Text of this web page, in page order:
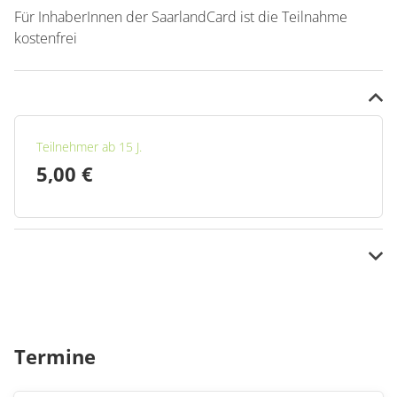
Informationen zum Treffpunkt
Treffpunkt ist jeweils um 14:00 Uhr an der Tourist-
Für InhaberInnen der SaarlandCard ist die Teilnahme
kostenfrei
Teilnehmer ab 15 J.
5,00 €
Termine